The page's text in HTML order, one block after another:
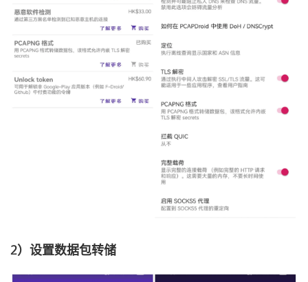
2）设置数据包转储